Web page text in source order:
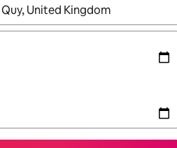
s'affichent, utilisez les